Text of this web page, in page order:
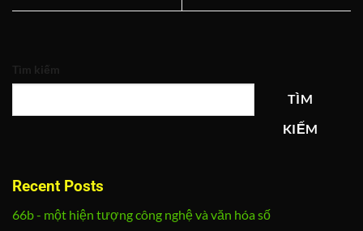
Tìm kiếm
TÌM
KIẾM
Recent Posts
66b - một hiện tượng công nghệ và văn hóa số